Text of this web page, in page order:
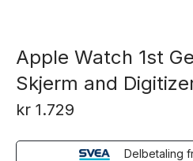
Apple Watch 1st
Skjerm and
kr 1.729
Delbetaling